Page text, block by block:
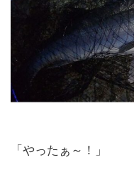
「やったぁ～！」